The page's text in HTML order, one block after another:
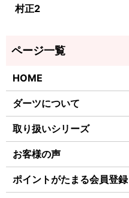
村正2
HOME
ダーツについて
取り扱いシリーズ
お客様の声
ポイントがたまる会員登録